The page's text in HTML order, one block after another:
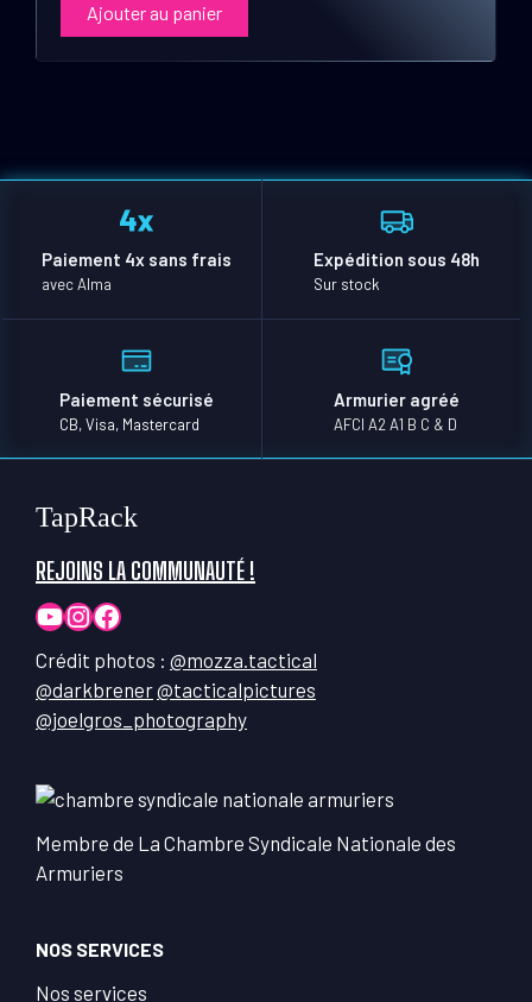
Ajouter au panier
Paiement 4x sans frais
avec Alma
Expédition sous 48h
Sur stock
Paiement sécurisé
CB, Visa, Mastercard
Armurier agréé
AFCI A2 A1 B C & D
TapRack
REJOINS LA COMMUNAUTÉ !
YouTube
Instagram
Facebook
Crédit photos : @mozza.tactical
@darkbrener@tacticalpictures
@joelgros_photography
Membre de La Chambre Syndicale Nationale des
Armuriers
NOS SERVICES
Nos services